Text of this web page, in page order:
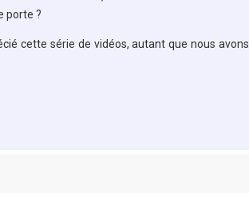
porte ?
cette série de vidéos, autant que nous avons